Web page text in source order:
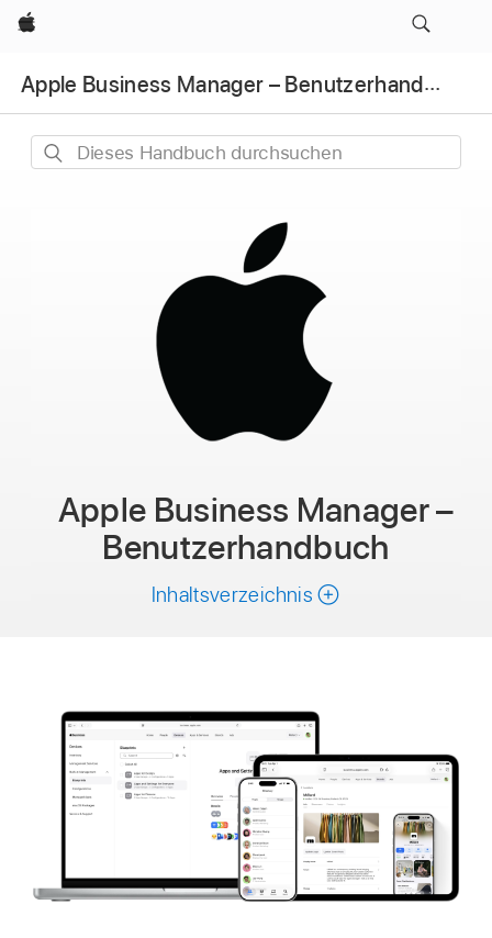
Apple
Apple Business Manager – Benutzerhandbuch
Dieses
Apple Business Manager –
Benutzerhandbuch
Inhaltsverzeichnis